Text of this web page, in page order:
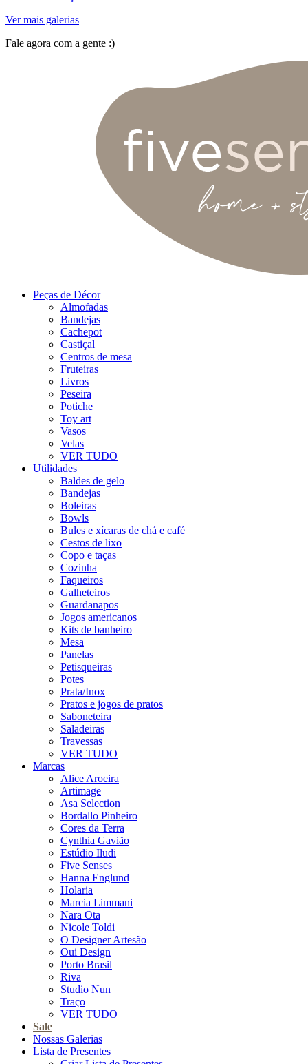
Ver mais galerias
Fale agora com a gente :)
Peças de Décor
Almofadas
Bandejas
Cachepot
Castiçal
Centros de mesa
Fruteiras
Livros
Peseira
Potiche
Toy art
Vasos
Velas
VER TUDO
Utilidades
Baldes de gelo
Bandejas
Boleiras
Bowls
Bules e xícaras de chá e café
Cestos de lixo
Copo e taças
Cozinha
Faqueiros
Galheteiros
Guardanapos
Jogos americanos
Kits de banheiro
Mesa
Panelas
Petisqueiras
Potes
Prata/Inox
Pratos e jogos de pratos
Saboneteira
Saladeiras
Travessas
VER TUDO
Marcas
Alice Aroeira
Artimage
Asa Selection
Bordallo Pinheiro
Cores da Terra
Cynthia Gavião
Estúdio Iludi
Five Senses
Hanna Englund
Holaria
Marcia Limmani
Nara Ota
Nicole Toldi
O Designer Artesão
Oui Design
Porto Brasil
Riva
Studio Nun
Traço
VER TUDO
Sale
Nossas Galerias
Lista de Presentes